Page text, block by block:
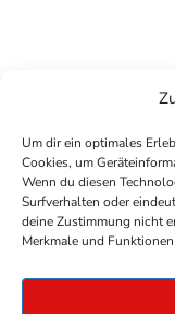
Um dir ein optimales
Cookies, um
Wenn du diesen
Surfverhalten oder
deine Zustimmung nicht
Merkmale und
COPYRIGHT